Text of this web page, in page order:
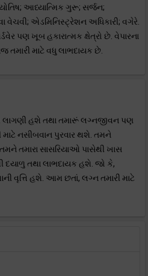
આધ્યાત્મિક ગુરૂ; સર્જન;
વેચવી; એડમિનિસ્ટ્રેશન અધિકારી; વગેરે.
પણ ખૂબ હકારાત્મક ક્ષેત્રો છે. વેપારના
તમારી માટે વધુ લાભદાયક છે.
લાગણી હશે તથા તમારૂં લગ્નજીવન પણ
નસીબવાન પુરવાર થશે. તમને
તમારા સાસરિયાઓ પાસેથી ખાસ
દયાળુ તથા લાભદાયક હશે. જો કે,
વૃત્તિ હશે. આમ છતાં, લગ્ન તમારી માટે